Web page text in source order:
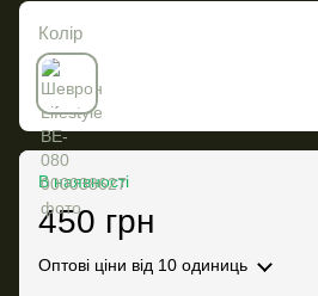
Колір
В наявності
450 грн
Оптові ціни від 10 одиниць